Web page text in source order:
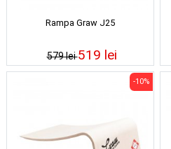
Rampa Graw J25
579 lei519 lei
-10%